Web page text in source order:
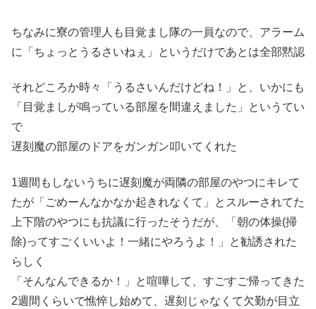
ちなみに寮の管理人も目覚まし隊の一員なので、アラーム
に「ちょっとうるさいねぇ」というだけであとは全部黙認
それどころか時々「うるさいんだけどね！」と、いかにも
「目覚ましが鳴っている部屋を間違えました」というてい
で
遅刻魔の部屋のドアをガンガン叩いてくれた
1週間もしないうちに遅刻魔が両隣の部屋のやつにキレて
たが「ごめーんなかなか起きれなくて」とスルーされてた
上下階のやつにも抗議に行ったそうだが、「朝の体操(掃
除)ってすごくいいよ！一緒にやろうよ！」と勧誘された
らしく
「そんなんできるか！」と喧嘩して、すごすご帰ってきた
2週間くらいで憔悴し始めて、遅刻じゃなくて欠勤が目立